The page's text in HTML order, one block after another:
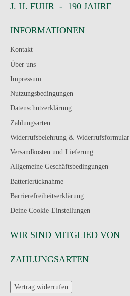
J. H. FUHR - 190 JAHRE
INFORMATIONEN
Kontakt
Über uns
Impressum
Nutzungsbedingungen
Datenschutzerklärung
Zahlungsarten
Widerrufsbelehrung & Widerrufsformular
Versandkosten und Lieferung
Allgemeine Geschäftsbedingungen
Batterierücknahme
Barrierefreiheitserklärung
Deine Cookie-Einstellungen
WIR SIND MITGLIED VON
ZAHLUNGSARTEN
Vertrag widerrufen